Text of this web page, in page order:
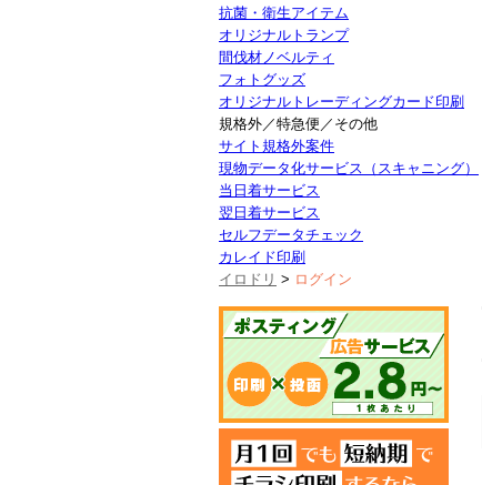
抗菌・衛生アイテム
オリジナルトランプ
間伐材ノベルティ
フォトグッズ
オリジナルトレーディングカード印刷
規格外／特急便／その他
サイト規格外案件
現物データ化サービス（スキャニング）
当日着サービス
翌日着サービス
セルフデータチェック
カレイド印刷
イロドリ > ログイン